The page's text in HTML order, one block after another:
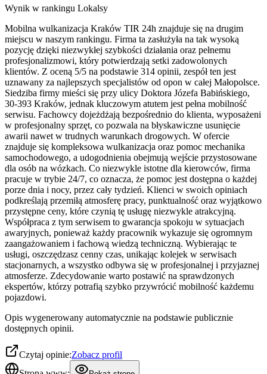
Wynik w rankingu Lokalsy
Mobilna wulkanizacja Kraków TIR 24h znajduje się na drugim
miejscu w naszym rankingu. Firma ta zasłużyła na tak wysoką
pozycję dzięki niezwykłej szybkości działania oraz pełnemu
profesjonalizmowi, który potwierdzają setki zadowolonych
klientów. Z oceną 5/5 na podstawie 314 opinii, zespół ten jest
uznawany za najlepszych specjalistów od opon w całej Małopolsce.
Siedziba firmy mieści się przy ulicy Doktora Józefa Babińskiego,
30-393 Kraków, jednak kluczowym atutem jest pełna mobilność
serwisu. Fachowcy dojeżdżają bezpośrednio do klienta, wyposażeni
w profesjonalny sprzęt, co pozwala na błyskawiczne usunięcie
awarii nawet w trudnych warunkach drogowych. W ofercie
znajduje się kompleksowa wulkanizacja oraz pomoc mechanika
samochodowego, a udogodnienia obejmują wejście przystosowane
dla osób na wózkach. Co niezwykle istotne dla kierowców, firma
pracuje w trybie 24/7, co oznacza, że pomoc jest dostępna o każdej
porze dnia i nocy, przez cały tydzień. Klienci w swoich opiniach
podkreślają przemiłą atmosferę pracy, punktualność oraz wyjątkowo
przystępne ceny, które czynią tę usługę niezwykle atrakcyjną.
Współpraca z tym serwisem to gwarancja spokoju w sytuacjach
awaryjnych, ponieważ każdy pracownik wykazuje się ogromnym
zaangażowaniem i fachową wiedzą techniczną. Wybierając te
usługi, oszczędzasz cenny czas, unikając kolejek w serwisach
stacjonarnych, a wszystko odbywa się w profesjonalnej i przyjaznej
atmosferze. Zdecydowanie warto postawić na sprawdzonych
ekspertów, którzy potrafią szybko przywrócić mobilność każdemu
pojazdowi.
Opis wygenerowany automatycznie na podstawie publicznie
dostępnych opinii.
Czytaj opinie:Zobacz profil